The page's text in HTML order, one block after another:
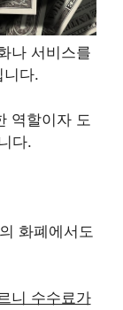
나 서비스를
니다.
역할이자 도
다.
화폐에서도
니 수수료가